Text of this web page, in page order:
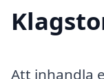
Att inhandla